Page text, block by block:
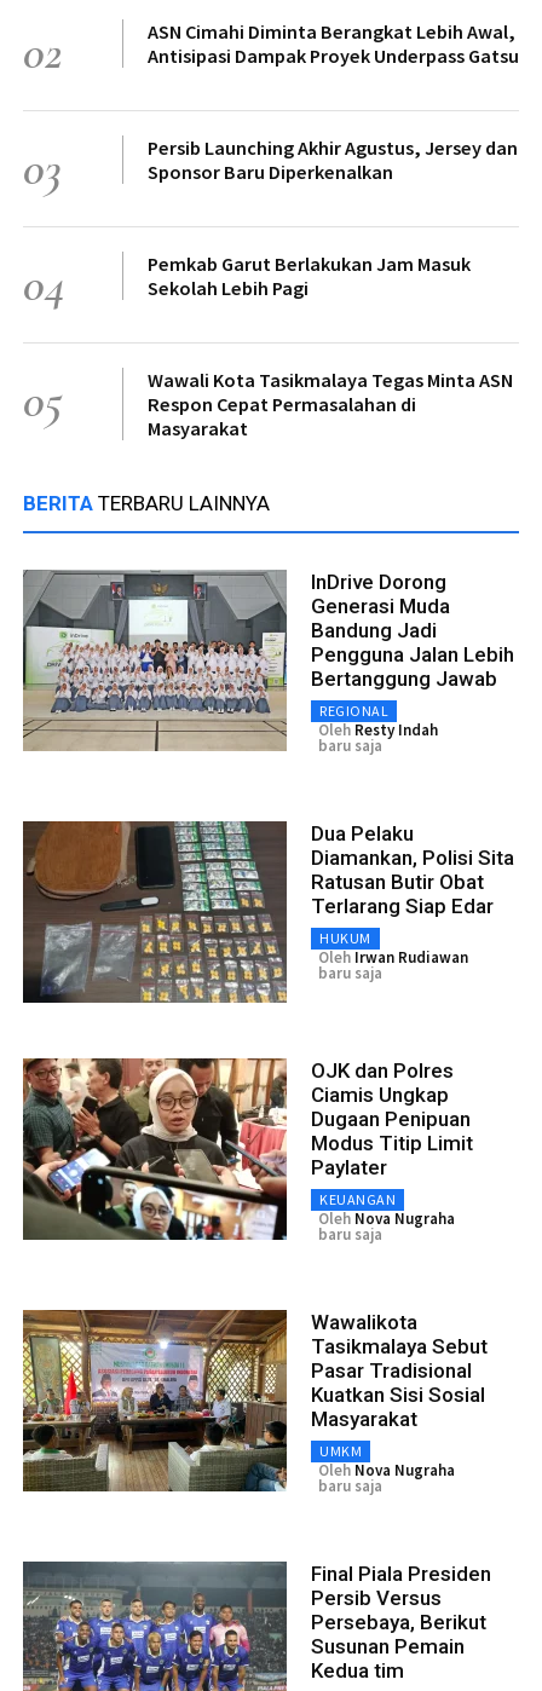
02
ASN Cimahi Diminta Berangkat Lebih Awal,
Antisipasi Dampak Proyek Underpass Gatsu
03
Persib Launching Akhir Agustus, Jersey dan
Sponsor Baru Diperkenalkan
04
Pemkab Garut Berlakukan Jam Masuk
Sekolah Lebih Pagi
05
Wawali Kota Tasikmalaya Tegas Minta ASN
Respon Cepat Permasalahan di
Masyarakat
BERITA TERBARU LAINNYA
InDrive Dorong
Generasi Muda
Bandung Jadi
Pengguna Jalan Lebih
Bertanggung Jawab
REGIONAL
Oleh Resty Indah
baru saja
Dua Pelaku
Diamankan, Polisi Sita
Ratusan Butir Obat
Terlarang Siap Edar
HUKUM
Oleh Irwan Rudiawan
baru saja
OJK dan Polres
Ciamis Ungkap
Dugaan Penipuan
Modus Titip Limit
Paylater
KEUANGAN
Oleh Nova Nugraha
baru saja
Wawalikota
Tasikmalaya Sebut
Pasar Tradisional
Kuatkan Sisi Sosial
Masyarakat
UMKM
Oleh Nova Nugraha
baru saja
Final Piala Presiden
Persib Versus
Persebaya, Berikut
Susunan Pemain
Kedua tim